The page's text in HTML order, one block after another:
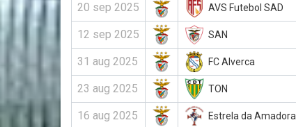
20 sep 2025 AVS Futebol SAD
12 sep 2025 SAN
31 aug 2025 FC Alverca
23 aug 2025 TON
16 aug 2025 Estrela da Amadora